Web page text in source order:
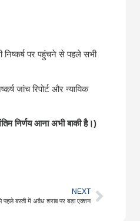
निष्कर्ष पर पहुंचने से पहले सभी
जांच रिपोर्ट और न्यायिक
निर्णय आना अभी बाकी है।)
NEXT
पहले बस्ती में अवैध शराब पर बड़ा एक्शन